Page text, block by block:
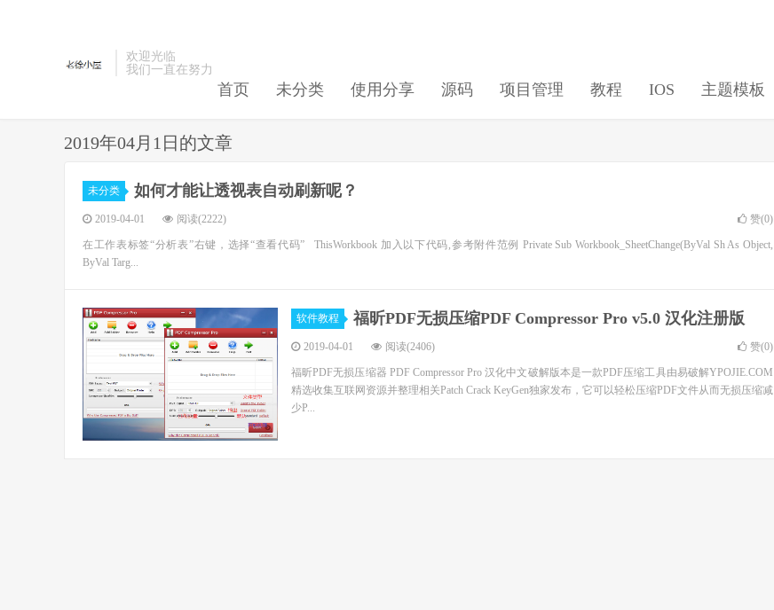
欢迎光临
我们一直在努力
首页 未分类 使用分享 源码 项目管理 教程 IOS 主题模板
2019年04月1日的文章
未分类 如何才能让透视表自动刷新呢？
2019-04-01 阅读(2222) 赞(0)
在工作表标签“分析表”右键，选择“查看代码” ThisWorkbook 加入以下代码,参考附件范例 Private Sub Workbook_SheetChange(ByVal Sh As Object,
ByVal Targ...
软件教程 福昕PDF无损压缩PDF Compressor Pro v5.0 汉化注册版
2019-04-01 阅读(2406) 赞(0)
福昕PDF无损压缩器 PDF Compressor Pro 汉化中文破解版本是一款PDF压缩工具由易破解YPOJIE.COM
精选收集互联网资源并整理相关Patch Crack KeyGen独家发布，它可以轻松压缩PDF文件从而无损压缩减
少P...